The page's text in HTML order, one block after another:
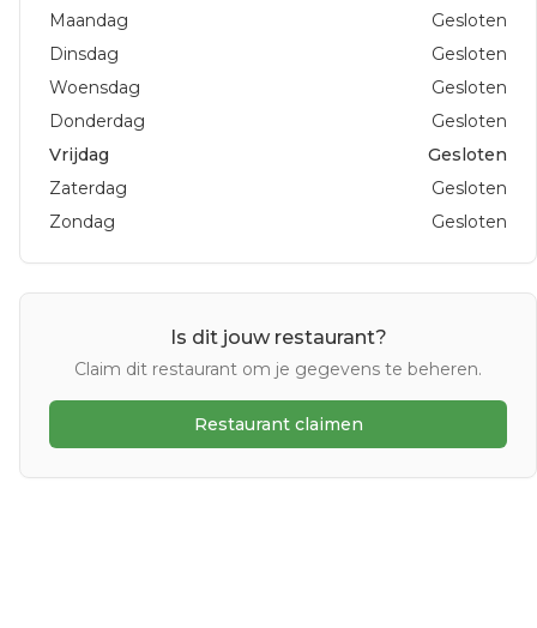
Maandag
Gesloten
Dinsdag
Gesloten
Woensdag
Gesloten
Donderdag
Gesloten
Vrijdag
Gesloten
Zaterdag
Gesloten
Zondag
Gesloten
Is dit jouw restaurant?
Claim dit restaurant om je gegevens te beheren.
Restaurant claimen